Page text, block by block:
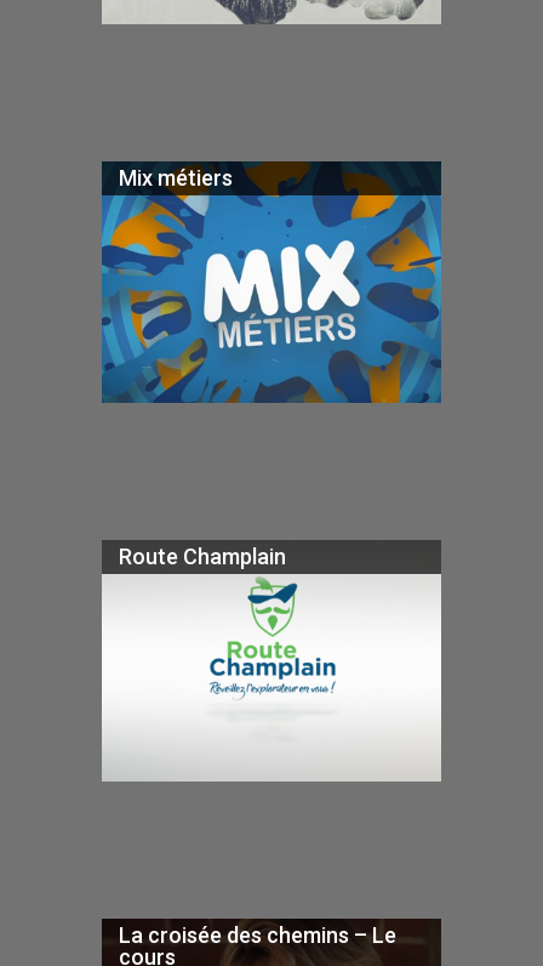
Mix métiers
Route Champlain
La croisée des chemins – Le
cours